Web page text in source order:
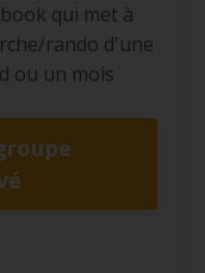
qui met à
rando d'une
ou un mois